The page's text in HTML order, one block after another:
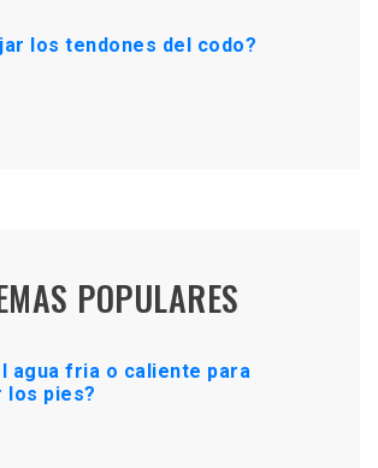
los tendones del codo?
POPULARES
agua fria o caliente para
los pies?